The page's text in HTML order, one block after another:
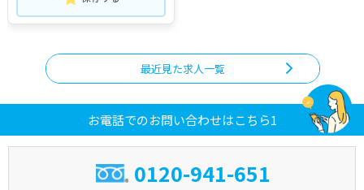
最近見た求人一覧
お電話でのお問い合わせはこちら1
0120-941-651